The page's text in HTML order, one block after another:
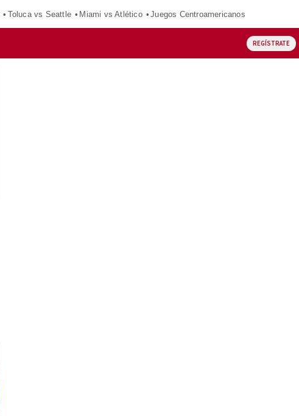
Toluca vs Seattle Miami vs Atlético Juegos Centroamericanos
REGÍSTRATE